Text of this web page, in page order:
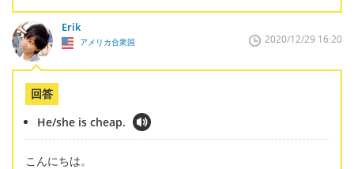
Erik
アメリカ合衆国 2020/12/29 16:20
回答
He/she is cheap.
こんにちは。